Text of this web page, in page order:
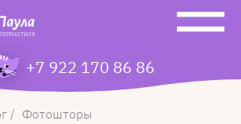
+7 922 170 86 86
Фотошторы